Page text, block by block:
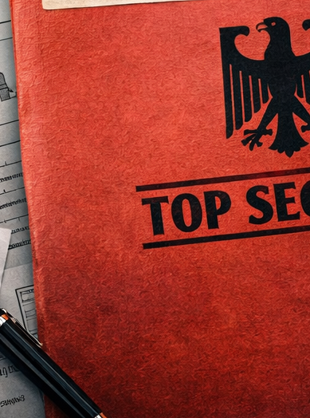
sich binnen weniger Wochen zu einem
Institutionen auf den Einsatz künstlicher
vorbereitet sind. Denn ebenso
ihre Aufhebung:Die Geheimhaltung
der Erstellung seines Patentantrags
Geheimschutz im
kaum bekanntes
Dass Patente unter bestimmten
deutschen Recht vorgesehen. Das
einzustufen, wenn ihre Veröffentlichung
der Bundesrepublik Deutschland“
keineswegs neu. Seit Jahrzehnten
als„Büro 99“, die genau für diese
Dort landen Patentanmeldungen, die als
Bereichen Rüstung, Kryptografie,